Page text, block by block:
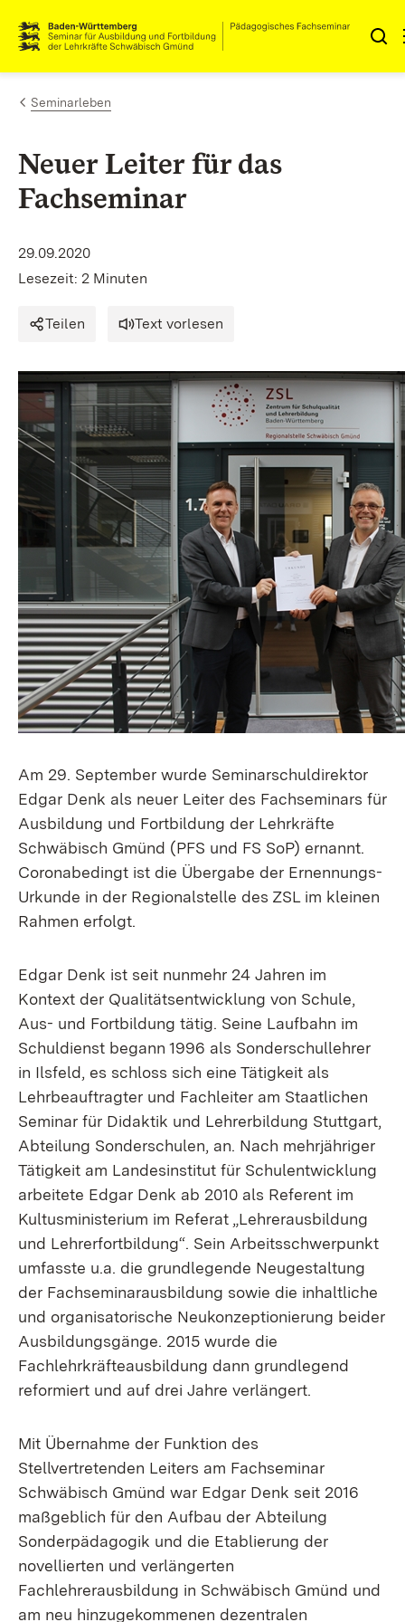
Zum Inhalt springen
Link zur Startseite
Seminarleben
Neuer Leiter für das
Fachseminar
29.09.2020
Lesezeit: 2 Minuten
Teilen Text vorlesen
Am 29. September wurde Seminarschuldirektor
Edgar Denk als neuer Leiter des Fachseminars für
Ausbildung und Fortbildung der Lehrkräfte
Schwäbisch Gmünd (PFS und FS SoP) ernannt.
Coronabedingt ist die Übergabe der Ernennungs-
Urkunde in der Regionalstelle des ZSL im kleinen
Rahmen erfolgt.
Edgar Denk ist seit nunmehr 24 Jahren im
Kontext der Qualitätsentwicklung von Schule,
Aus- und Fortbildung tätig. Seine Laufbahn im
Schuldienst begann 1996 als Sonderschullehrer
in Ilsfeld, es schloss sich eine Tätigkeit als
Lehrbeauftragter und Fachleiter am Staatlichen
Seminar für Didaktik und Lehrerbildung Stuttgart,
Abteilung Sonderschulen, an. Nach mehrjähriger
Tätigkeit am Landesinstitut für Schulentwicklung
arbeitete Edgar Denk ab 2010 als Referent im
Kultusministerium im Referat „Lehrerausbildung
und Lehrerfortbildung“. Sein Arbeitsschwerpunkt
umfasste u.a. die grundlegende Neugestaltung
der Fachseminarausbildung sowie die inhaltliche
und organisatorische Neukonzeptionierung beider
Ausbildungsgänge. 2015 wurde die
Fachlehrkräfteausbildung dann grundlegend
reformiert und auf drei Jahre verlängert.
Mit Übernahme der Funktion des
Stellvertretenden Leiters am Fachseminar
Schwäbisch Gmünd war Edgar Denk seit 2016
maßgeblich für den Aufbau der Abteilung
Sonderpädagogik und die Etablierung der
novellierten und verlängerten
Fachlehrerausbildung in Schwäbisch Gmünd und
am neu hinzugekommenen dezentralen